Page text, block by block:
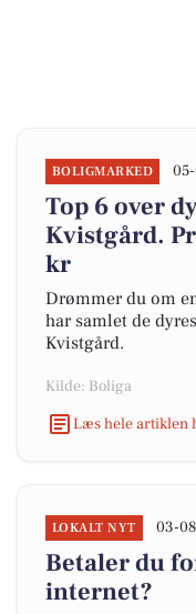
BOLIGMARKED
Top 6 over
Kvistgård.
kr
Drømmer du om
har samlet de
Kvistgård.
Kilde: Boliga
Læs hele artiklen
LOKALT NYT 03-
Betaler du
internet?